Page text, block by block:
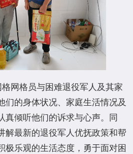
网格员与困难退役军人及其家
们的身体状况、家庭生活情况及
真倾听他们的诉求与心声。同
解最新的退役军人优抚政策和帮
极乐观的生活态度，勇于面对困